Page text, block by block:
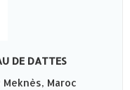
DE DATTES
Meknès‎, Maroc